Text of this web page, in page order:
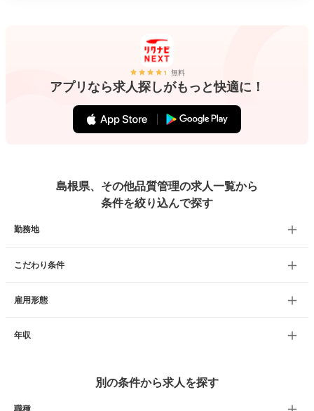
無料
アプリなら求人探しがもっと快適に！
島根県、その他品質管理の求人一覧から
条件を絞り込んで探す
勤務地
こだわり条件
雇用形態
年収
別の条件から求人を探す
職種